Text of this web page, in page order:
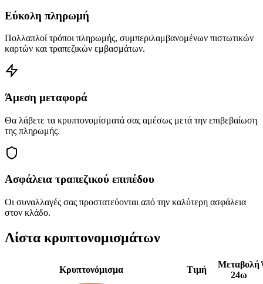
Εύκολη πληρωμή
Πολλαπλοί τρόποι πληρωμής, συμπεριλαμβανομένων πιστωτικών
καρτών και τραπεζικών εμβασμάτων.
Άμεση μεταφορά
Θα λάβετε τα κρυπτονομίσματά σας αμέσως μετά την επιβεβαίωση
της πληρωμής.
Ασφάλεια τραπεζικού επιπέδου
Οι συναλλαγές σας προστατεύονται από την καλύτερη ασφάλεια
στον κλάδο.
Λίστα κρυπτονομισμάτων
Κρυπτονόμισμα Τιμή
Μεταβολή
24ω